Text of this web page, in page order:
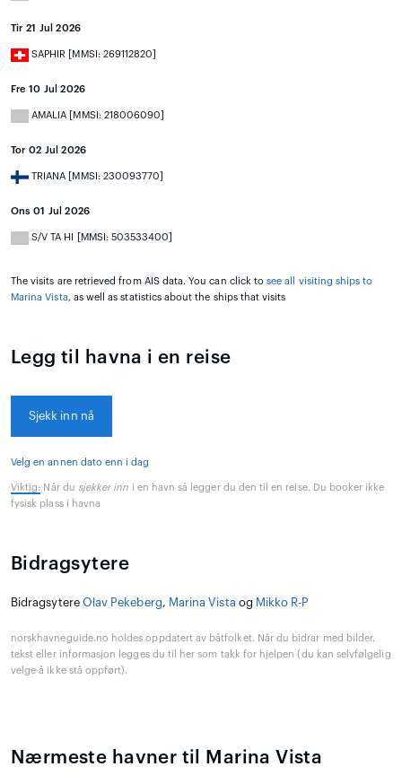
Tir 21 Jul 2026
SAPHIR [MMSI: 269112820]
Fre 10 Jul 2026
AMALIA [MMSI: 218006090]
Tor 02 Jul 2026
TRIANA [MMSI: 230093770]
Ons 01 Jul 2026
S/V TA HI [MMSI: 503533400]
The visits are retrieved from AIS data. You can click tosee all visiting ships to
Marina Vista, as well as statistics about the ships that visits
Legg til havna i en reise
Sjekk inn nå
Velg en annen dato enn i dag
Viktig: Når du sjekker inn i en havn så legger du den til en reise. Du booker ikke
fysisk plass i havna
Bidragsytere
Bidragsytere Olav Pekeberg, Marina Vista og Mikko R-P
norskhavneguide.no holdes oppdatert av båtfolket. Når du bidrar med bilder,
tekst eller informasjon legges du til her som takk for hjelpen (du kan selvfølgelig
velge å ikke stå oppført).
Nærmeste havner til Marina Vista